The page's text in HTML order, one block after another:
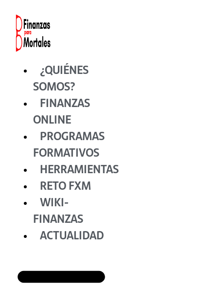
contenido
¿QUIÉNES
SOMOS?
FINANZAS
ONLINE
PROGRAMAS
FORMATIVOS
HERRAMIENTAS
RETO FXM
WIKI-
FINANZAS
ACTUALIDAD